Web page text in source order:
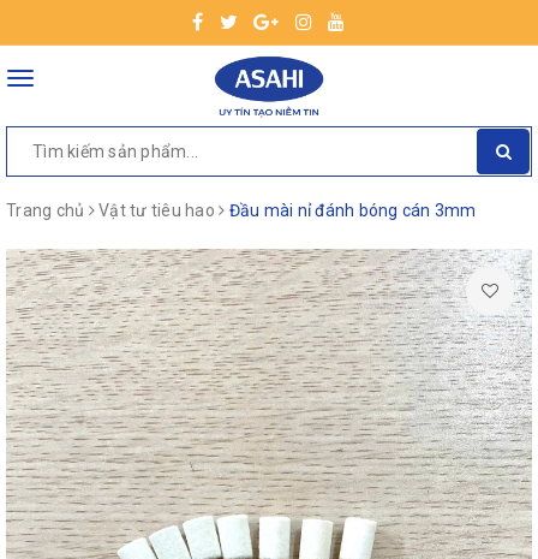
Toggle
Trang chủ Vật tư tiêu hao Đầu mài nỉ đánh bóng cán 3mm